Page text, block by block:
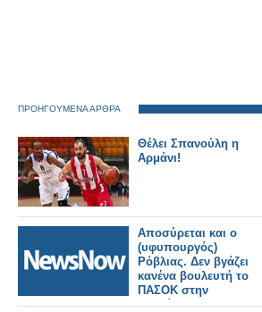
ΠΡΟΗΓΟΥΜΕΝΑ ΑΡΘΡΑ
Θέλει Σπανούλη η
Αρμάνι!
Αποσύρεται και ο
(υφυπουργός)
Ρόβλιας. Δεν βγάζει
κανένα βουλευτή το
ΠΑΣΟΚ στην
Καρδίτσα...